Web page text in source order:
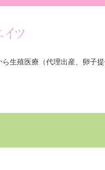
生殖医療（代理出産、卵子